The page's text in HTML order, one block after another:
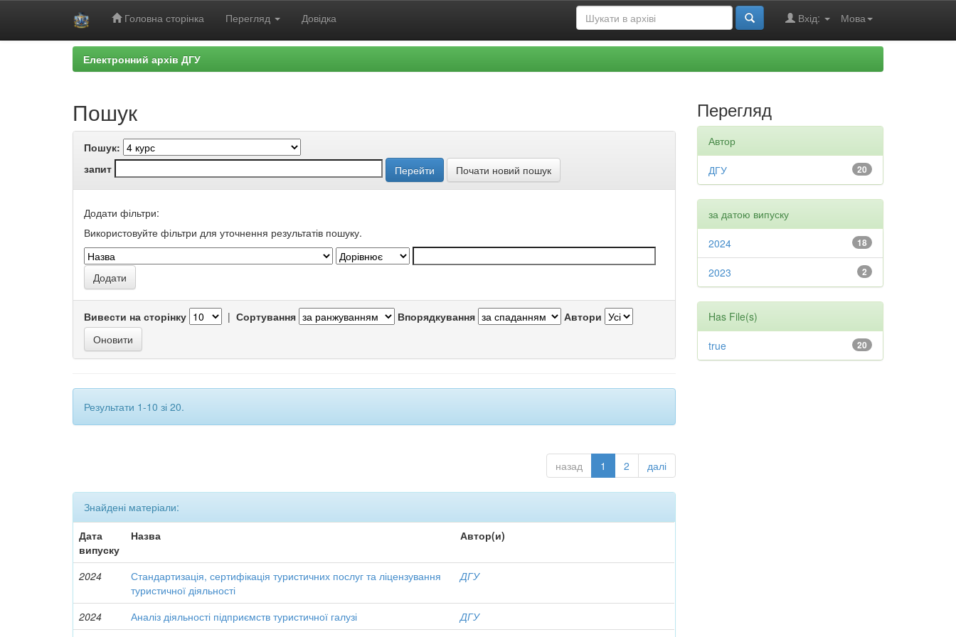
Головна сторінка Перегляд Довідка Мова
Вхід:
Електронний архів ДГУ
Пошук
Пошук:
запит
Почати новий пошук
Додати фільтри:
Використовуйте фільтри для уточнення результатів пошуку.
Вивести на сторінку | Сортування Впорядкування Автори
Результати 1-10 зі 20.
назад 1 2 далі
Знайдені матеріали:
Дата
випуску
Назва Автор(и)
2024
Стандартизація, сертифікація туристичних послуг та ліцензування
туристичної діяльності
ДГУ
2024 Аналіз діяльності підприємств туристичної галузі
ДГУ
Перегляд
Автор
20
ДГУ
за датою випуску
18
2024
2
2023
Has File(s)
20
true